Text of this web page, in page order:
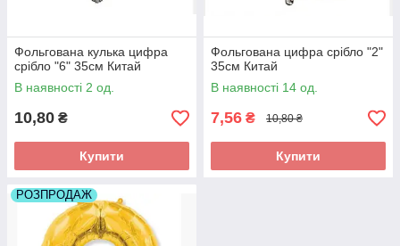
Фольгована кулька цифра
срібло "6" 35см Китай
В наявності 2 од.
10,80 ₴
Купити
Фольгована цифра срібло "2"
35см Китай
В наявності 14 од.
7,56 ₴ 10,80 ₴
Купити
РОЗПРОДАЖ